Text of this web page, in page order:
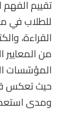
تقييم الفهم
للطلاب في
القراءة،
من المعايير
المؤسّسات
حيث تعكس
ومدى